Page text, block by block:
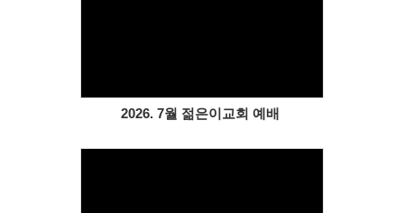
2026. 7월 젊은이교회 예배